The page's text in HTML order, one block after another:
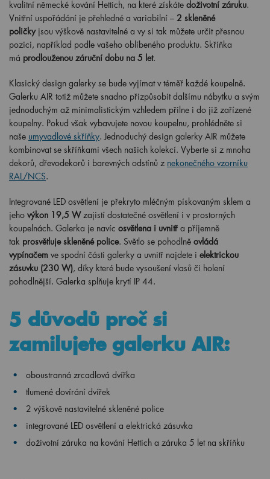
kvalitní německé kování Hettich, na které získáte doživotní záruku.
Vnitřní uspořádání je přehledné a variabilní – 2 skleněné
poličky jsou výškově nastavitelné a vy si tak můžete určit přesnou
pozici, například podle vašeho oblíbeného produktu. Skříňka
má prodlouženou záruční dobu na 5 let.
Klasický design galerky se bude vyjímat v téměř každé koupelně.
Galerku AIR totiž můžete snadno přizpůsobit dalšímu nábytku a svým
jednoduchým až minimalistickým vzhledem přilne i do již zařízené
koupelny. Pokud však vybavujete novou koupelnu, prohlédněte si
naše umyvadlové skříňky. Jednoduchý design galerky AIR můžete
kombinovat se skříňkami všech našich kolekcí. Vyberte si z mnoha
dekorů, dřevodekorů i barevných odstínů z nekonečného vzorníku
RAL/NCS.
Integrované LED osvětlení je překryto mléčným pískovaným sklem a
jeho výkon 19,5 W zajistí dostatečné osvětlení i v prostorných
koupelnách. Galerka je navíc osvětlena i uvnitř a příjemně
tak prosvětluje skleněné police. Světlo se pohodlně ovládá
vypínačem ve spodní části galerky a uvnitř najdete i elektrickou
zásuvku (230 W), díky které bude vysoušení vlasů či holení
pohodlnější. Galerka splňuje krytí IP 44.
5 důvodů proč si
zamilujete galerku AIR:
oboustranná zrcadlová dvířka
tlumené dovírání dvířek
2 výškově nastavitelné skleněné police
integrované LED osvětlení a elektrická zásuvka
doživotní záruka na kování Hettich a záruka 5 let na skříňku